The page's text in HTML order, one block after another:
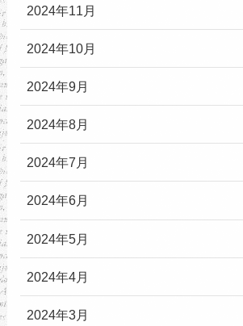
2024年11月
2024年10月
2024年9月
2024年8月
2024年7月
2024年6月
2024年5月
2024年4月
2024年3月